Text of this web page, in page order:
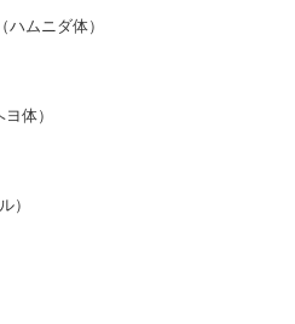
（ハムニダ体）
ヨ体）
）